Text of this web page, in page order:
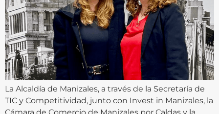
La Alcaldía de Manizales, a través de la Secretaría de
TIC y Competitividad, junto con Invest in Manizales, la